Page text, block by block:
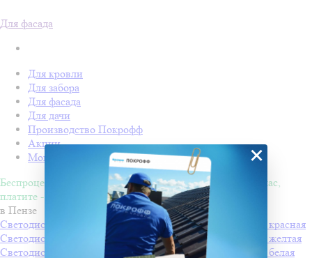
Для фасада
Для кровли
Для забора
Для фасада
Для дачи
Производство Покрофф
Акции
Монтаж
Беспроцентная рассрочка на 4 месяца. Покупайте - сейчас,
платите - потом!
в Пензе
Светодиодная "Снежинка LED" с динамикой, 60*60см, красная
Светодиодная "Снежинка LED" с динамикой, 60*60см, желтая
Светодиодная "Снежинка LED" с динамикой, 60*60см, белая
×